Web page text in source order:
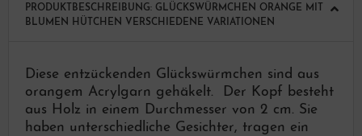
PRODUKTBESCHREIBUNG: GLÜCKSWÜRMCHEN ORANGE MIT
BLUMEN HÜTCHEN VERSCHIEDENE VARIATIONEN
Diese entzückenden Glückswürmchen sind aus
orangem Acrylgarn gehäkelt.
Der Kopf besteht
aus Holz in einem Durchmesser von 2 cm. Sie
haben unterschiedliche Gesichter, tragen ein